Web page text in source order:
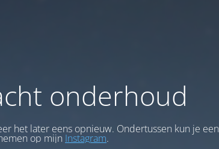
onderhoud
het later eens opnieuw. Ondertussen kun je een
op mijn Instagram.